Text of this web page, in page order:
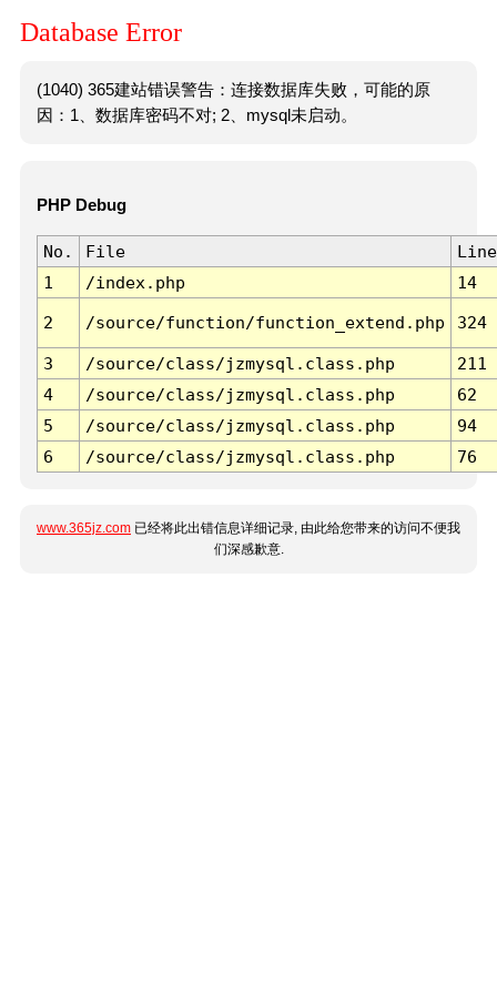
Database Error
(1040) 365建站错误警告：连接数据库失败，可能的原
因：1、数据库密码不对; 2、mysql未启动。
PHP Debug
No. File
Line
1
/index.php 14
2 /source/function/function_extend.php 324
3 /source/class/jzmysql.class.php
211
4
/source/class/jzmysql.class.php
62
5
/source/class/jzmysql.class.php
94
6
/source/class/jzmysql.class.php 76
www.365jz.com 已经将此出错信息详细记录, 由此给您带来的访问不便我
们深感歉意.